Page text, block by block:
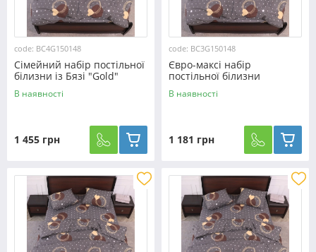
code: BC4G150148
Сімейний набір постільної
білизни із Бязі "Gold"
№150148 Черешенька™
В наявності
1 455 грн
code: BC3G150148
Євро-максі набір
постільної білизни
200*220 із Бязі "Gold"
№150148 Черешенька™
В наявності
1 181 грн